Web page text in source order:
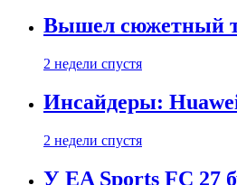
Вышел сюжетный
2 недели спустя
Инсайдеры:
2 недели спустя
У EA Sports FC 27